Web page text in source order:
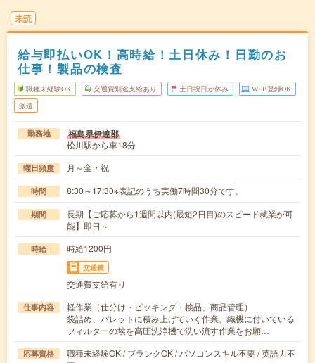
未読
給与即払いOK！高時給！土日休み！日勤のお
仕事！製品の検査
職種未経験OK 交通費別途支給あり 土日祝日が休み WEB登録OK
派遣
勤務地 福島県伊達郡
松川駅から車18分
曜日頻度 月～金・祝
時間 8:30～17:30※表記のうち実働7時間30分です。
期間
長期【ご応募から1週間以内(最短2日目)のスピード就業が可
能】即日～
時給 時給1200円
交通費
交通費支給有り
仕事内容
軽作業（仕分け・ピッキング・検品、商品管理）
袋詰め、パレットに積み上げていく作業、織機に付いている
フィルターの埃を高圧洗浄機で洗い流す作業をお願…
応募資格
職種未経験OK / ブランクOK / パソコンスキル不要 / 英語力不